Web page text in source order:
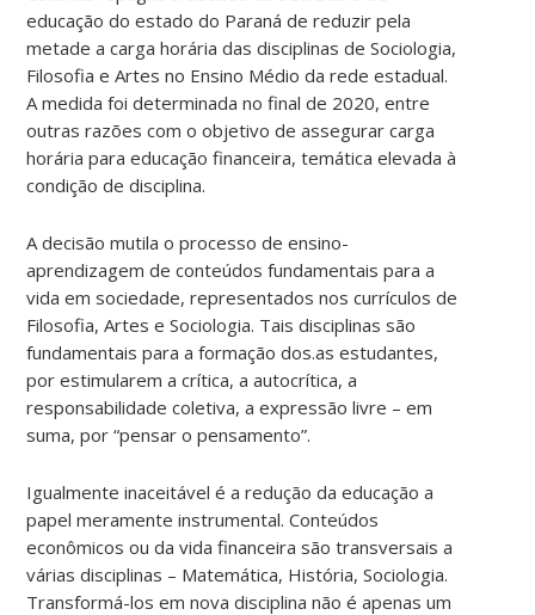
educação do estado do Paraná de reduzir pela
metade a carga horária das disciplinas de Sociologia,
Filosofia e Artes no Ensino Médio da rede estadual.
A medida foi determinada no final de 2020, entre
outras razões com o objetivo de assegurar carga
horária para educação financeira, temática elevada à
condição de disciplina.
A decisão mutila o processo de ensino-
aprendizagem de conteúdos fundamentais para a
vida em sociedade, representados nos currículos de
Filosofia, Artes e Sociologia. Tais disciplinas são
fundamentais para a formação dos.as estudantes,
por estimularem a crítica, a autocrítica, a
responsabilidade coletiva, a expressão livre – em
suma, por “pensar o pensamento”.
Igualmente inaceitável é a redução da educação a
papel meramente instrumental. Conteúdos
econômicos ou da vida financeira são transversais a
várias disciplinas – Matemática, História, Sociologia.
Transformá-los em nova disciplina não é apenas um